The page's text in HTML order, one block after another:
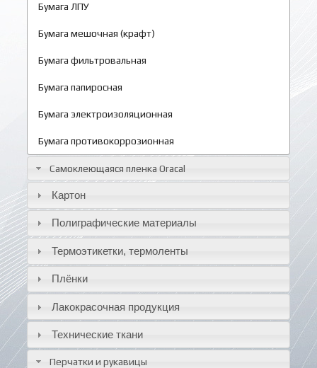
Бумага ЛПУ
Бумага мешочная (крафт)
Бумага фильтровальная
Бумага папиросная
Бумага электроизоляционная
Бумага противокоррозионная
Самоклеющаяся пленка Oracal
Картон
Полиграфические материалы
Термоэтикетки, термоленты
Плёнки
Лакокрасочная продукция
Технические ткани
Перчатки и рукавицы